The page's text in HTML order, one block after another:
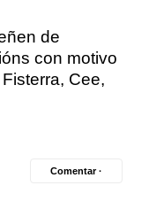
de
con motivo
Cee,
Comentar ·